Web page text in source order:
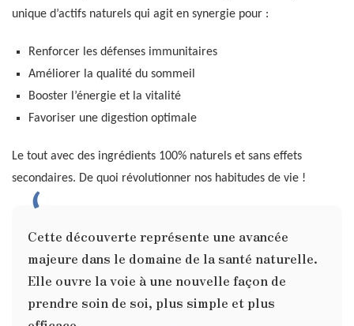
unique d’actifs naturels qui agit en synergie pour :
Renforcer les défenses immunitaires
Améliorer la qualité du sommeil
Booster l’énergie et la vitalité
Favoriser une digestion optimale
Le tout avec des ingrédients 100% naturels et sans effets
secondaires. De quoi révolutionner nos habitudes de vie !
Cette découverte représente une avancée
majeure dans le domaine de la santé naturelle.
Elle ouvre la voie à une nouvelle façon de
prendre soin de soi, plus simple et plus